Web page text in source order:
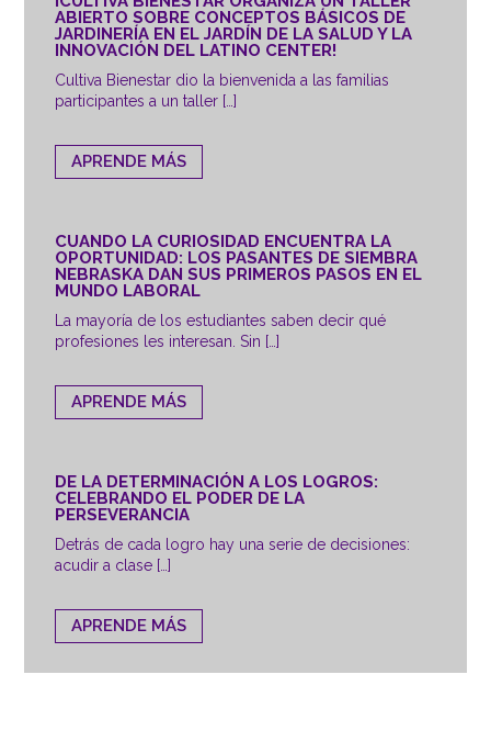
ABIERTO SOBRE CONCEPTOS BÁSICOS DE
JARDINERÍA EN EL JARDÍN DE LA SALUD Y LA
INNOVACIÓN DEL LATINO CENTER!
Cultiva Bienestar dio la bienvenida a las familias
participantes a un taller […]
APRENDE MÁS
CUANDO LA CURIOSIDAD ENCUENTRA LA
OPORTUNIDAD: LOS PASANTES DE SIEMBRA
NEBRASKA DAN SUS PRIMEROS PASOS EN EL
MUNDO LABORAL
La mayoría de los estudiantes saben decir qué
profesiones les interesan. Sin […]
APRENDE MÁS
DE LA DETERMINACIÓN A LOS LOGROS:
CELEBRANDO EL PODER DE LA
PERSEVERANCIA
Detrás de cada logro hay una serie de decisiones:
acudir a clase […]
APRENDE MÁS